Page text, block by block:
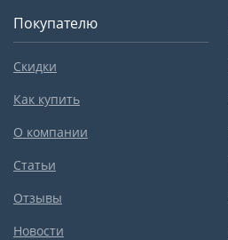
Покупателю
Скидки
Как купить
О компании
Статьи
Отзывы
Новости